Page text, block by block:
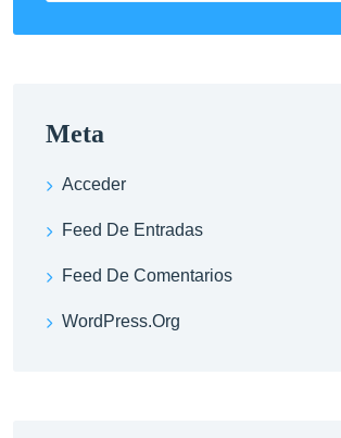
Meta
Acceder
Feed De Entradas
Feed De Comentarios
WordPress.org